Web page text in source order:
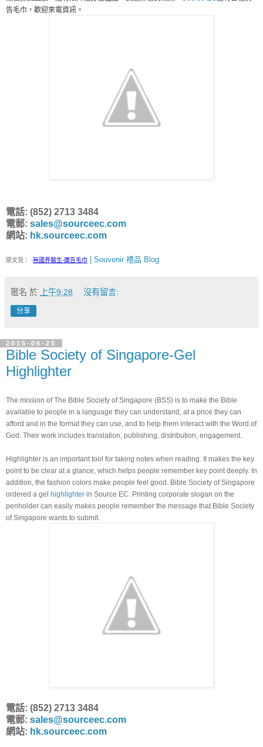
告毛巾，歡迎來電資訊。
電話: (852) 2713 3484
電郵: sales@sourceec.com
網站: hk.sourceec.com
原文見： -無國界醫生-廣告毛巾 | Souvenir 禮品 Blog
匿名 於 上午9:28 沒有留言:
分享
2015-06-25
Bible Society of Singapore-Gel
Highlighter
The mission of The Bible Society of Singapore (BSS) is to make the Bible
available to people in a language they can understand, at a price they can
afford and in the format they can use, and to help them interact with the Word of
God. Their work includes translation, publishing, distribution, engagement.
Highlighter is an important tool for taking notes when reading. It makes the key
point to be clear at a glance, which helps people remember key point deeply. In
addition, the fashion colors make people feel good. Bible Society of Singapore
ordered a gel highlighter in Source EC. Printing corporate slogan on the
penholder can easily makes people remember the message that Bible Society
of Singapore wants to submit.
電話: (852) 2713 3484
電郵: sales@sourceec.com
網站: hk.sourceec.com